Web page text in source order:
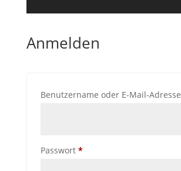
Anmelden
Benutzername oder E-Mail-Adresse
Passwort *Erforderlich